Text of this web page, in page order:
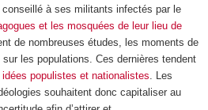
à ses militants infectés par le
et les mosquées de leur lieu de
de nombreuses études, les moments de
les populations. Ces dernières tendent
populistes et nationalistes. Les
souhaitent donc capitaliser au